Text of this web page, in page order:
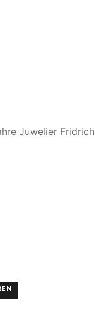
Juwelier Fridrich